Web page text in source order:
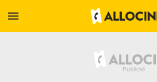
menu